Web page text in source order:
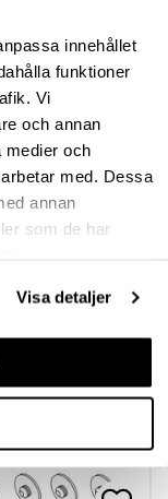
innehållet
funktioner
Vi
och annan
medier och
med. Dessa
annan
som de har
Visa detaljer